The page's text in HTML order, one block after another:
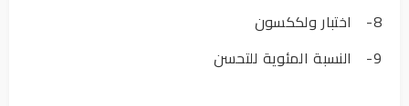
8- اختبار ولككسون
9- النسبة المئوية للتحسن